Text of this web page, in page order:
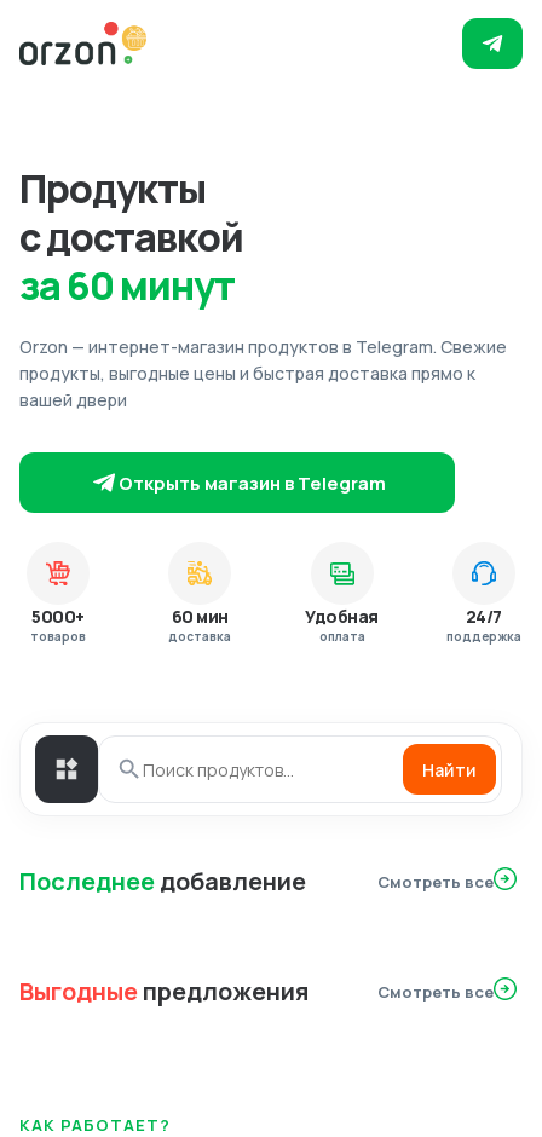
Продукты
с доставкой
за 60 минут
Orzon — интернет-магазин продуктов в Telegram. Свежие
продукты, выгодные цены и быстрая доставка прямо к
вашей двери
Открыть магазин в Telegram
5000+
товаров
60 мин
доставка
Удобная
оплата
24/7
поддержка
Найти
Последнеедобавление Смотреть все
Выгодныепредложения Смотреть все
КАК РАБОТАЕТ?